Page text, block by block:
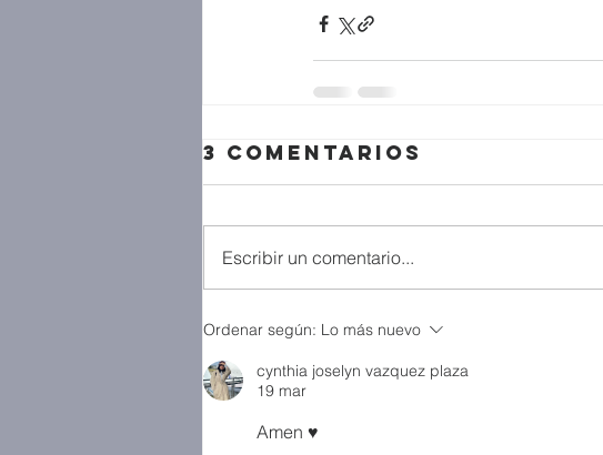
3 comentarios
Escribir un comentario...
Ordenar según: Lo más nuevo
cynthia joselyn vazquez plaza
19 mar
Amen ♥️